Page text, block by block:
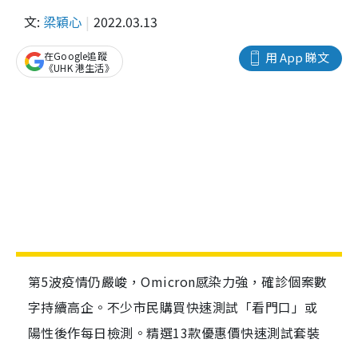
文: 梁穎心 2022.03.13
用 App 睇文
在Google追蹤
《UHK 港生活》
第5波疫情仍嚴峻，Omicron感染力強，確診個案數
字持續高企。不少市民購買快速測試「看門口」或
陽性後作每日檢測。精選13款優惠價快速測試套裝